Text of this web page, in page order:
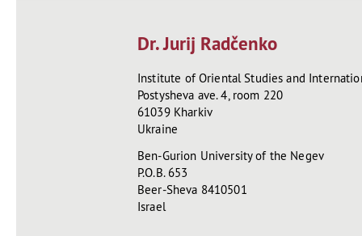
Dr. Jurij Radčenko
Institute of Oriental Studies and
Postysheva ave. 4, room 220
61039 Kharkiv
Ukraine
Ben-Gurion University of the Negev
P.O.B. 653
Beer-Sheva 8410501
Israel